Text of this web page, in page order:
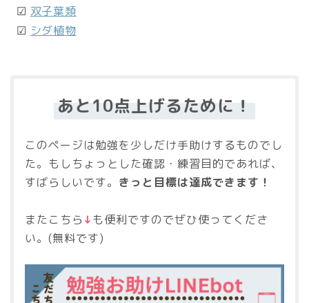
☑ 双子葉類
☑ シダ植物
あと10点上げるために！
このページは勉強を少しだけ手助けするものでし
た。もしちょっとした確認・練習目的であれば、
すばらしいです。 きっと目標は達成できます！
またこちら ↓も便利ですのでぜひ使ってくださ
い。(無料です)